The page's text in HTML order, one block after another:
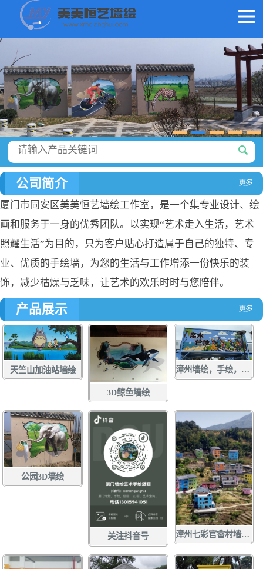
公司简介
厦门市同安区美美恒艺墙绘工作室，是一个集专业设计、绘
画和服务于一身的优秀团队。以实现“艺术走入生活，艺术
照耀生活”为目的，只为客户贴心打造属于自己的独特、专
业、优质的手绘墙，为您的生活与工作增添一份快乐的装
饰，减少枯燥与乏味，让艺术的欢乐时时与您陪伴。
产品展示
天竺山加油站墙绘
3D鲸鱼墙绘
漳州墙绘，手绘，土白社龙舟文化中心墙绘，龙江游手绘，亲水营地彩绘，龙江岁月壁画
公园3D墙绘
关注抖音号 漳州七彩官畬村墙绘，手绘，壁画，彩绘